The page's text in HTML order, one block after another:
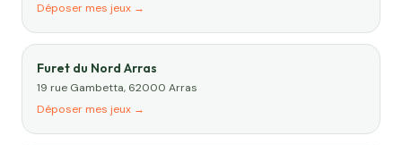
Déposer mes jeux →
Furet du Nord Arras
19 rue Gambetta, 62000 Arras
Déposer mes jeux →